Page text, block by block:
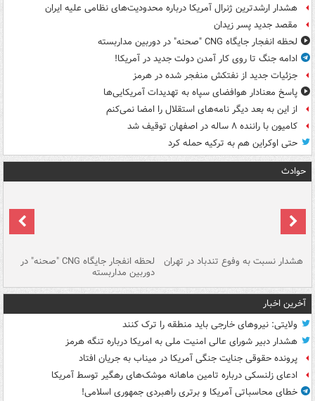
هشدار ارشدترین ژنرال آمریکا درباره محدودیت‌های نظامی علیه ایران
مقصد جدید پسر زیدان
لحظه انفجار جایگاه CNG "صحنه" در دوربین مداربسته
ادامه جنگ تا روی کار آمدن دولت جدید در آمریکا!
جزئیات جدید از نفتکش منفجر شده در هرمز
پاسخ معنادار هوافضای سپاه به تهدیدات آمریکایی‌ها
از این به بعد دیگر نامه‌های استقلال را امضا نمی‌کنم
کامیون با راننده ۸ ساله در اصفهان توقیف شد
حتی اوکراین هم به ترکیه حمله کرد
حوادث
هشدار نسبت به وفوع تندباد در تهران لحظه انفجار جایگاه CNG "صحنه" در
دوربین مداربسته
آخرین اخبار
ولایتی: نیروهای خارجی باید منطقه را ترک کنند
هشدار دبیر شورای عالی امنیت ملی به امریکا درباره تنگه هرمز
پرونده حقوقی جنایت جنگی آمریکا در میناب به جریان افتاد
ادعای زلنسکی درباره تامین ماهانه موشک‌های رهگیر توسط آمریکا
خطای محاسباتی آمریکا و برتری راهبردی جمهوری اسلامی!